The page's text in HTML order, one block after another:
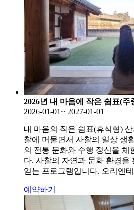
2026년 내 마음에 작은 쉼표(
2026-01-01~ 2027-01-01
내 마음의 작은 쉼표(휴식형)
찰에 머물면서 사찰의 일상 생
의 전통 문화와 수행 정신을 체
다. 사찰의 자연과 문화 환경을
얻는 프로그램입니다. 오리엔
예약하기